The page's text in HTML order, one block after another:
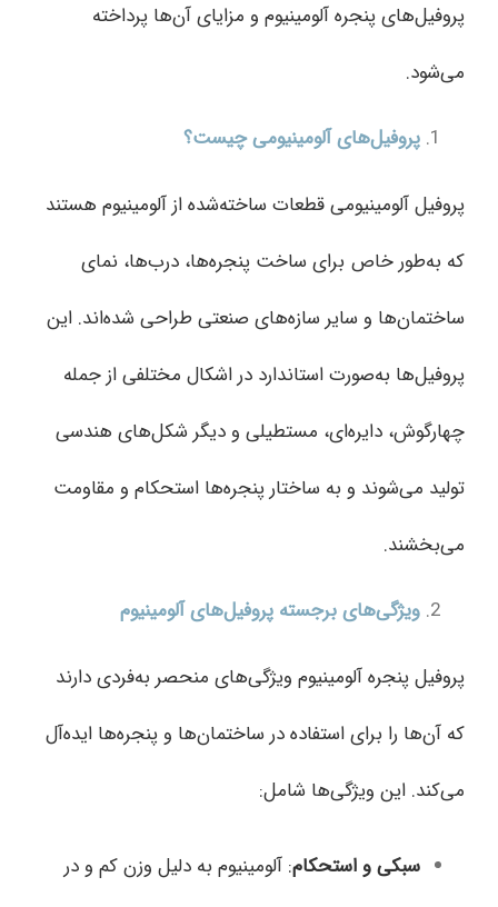
پروفیل‌های پنجره آلومینیوم و مزایای آن‌ها پرداخته
می‌شود.
پروفیل‌های آلومینیومی چیست؟
پروفیل‌ آلومینیومی قطعات ساخته‌شده از آلومینیوم هستند
که به‌طور خاص برای ساخت پنجره‌ها، درب‌ها، نمای
ساختمان‌ها و سایر سازه‌های صنعتی طراحی شده‌اند. این
پروفیل‌ها به‌صورت استاندارد در اشکال مختلفی از جمله
چهارگوش، دایره‌ای، مستطیلی و دیگر شکل‌های هندسی
تولید می‌شوند و به ساختار پنجره‌ها استحکام و مقاومت
می‌بخشند.
ویژگی‌های برجسته پروفیل‌های آلومینیوم
پروفیل‌ پنجره آلومینیوم ویژگی‌های منحصر به‌فردی دارند
که آن‌ها را برای استفاده در ساختمان‌ها و پنجره‌ها ایده‌آل
می‌کند. این ویژگی‌ها شامل:
سبکی و استحکام: آلومینیوم به دلیل وزن کم و در